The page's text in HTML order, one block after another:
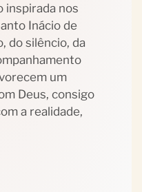
inspirada nos
Inácio de
do silêncio, da
um
Deus, consigo
a realidade,